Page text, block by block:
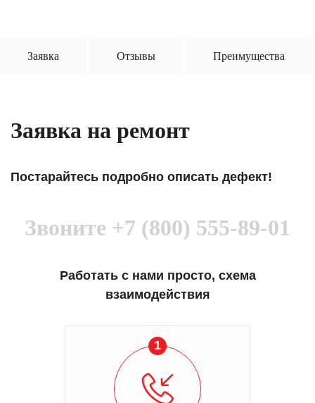
Заявка Отзывы Преимущества
Заявка на ремонт
Постарайтесь подробно описать дефект!
Звоните +7 (800) 555-89-01
Работать с нами просто, схема
взаимодействия
1